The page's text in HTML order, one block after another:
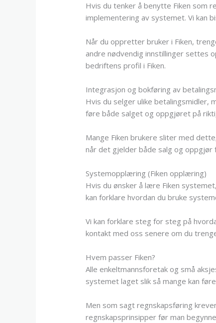
Hvis du tenker å benytte Fiken som
implementering av systemet. Vi kan
Når du oppretter bruker i Fiken,
andre nødvendig innstillinger settes
bedriftens profil i Fiken.
Integrasjon og bokføring av
Hvis du selger ulike betalingsmidler,
føre både salget og oppgjøret på
Mange Fiken brukere sliter med
når det gjelder både salg og oppgjør
Systemopplæring (Fiken opplæring)
Hvis du ønsker å lære Fiken
kan forklare hvordan du bruke
Vi kan forklare steg for steg på
kontakt med oss senere om du
Hvem passer Fiken?
Alle enkeltmannsforetak og små
systemet laget slik så mange kan
Men som sagt regnskapsføring
regnskapsprinsipper før man